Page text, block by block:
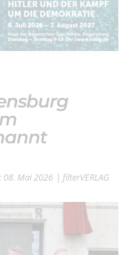
08. Mai 2026 | filterVERLAG